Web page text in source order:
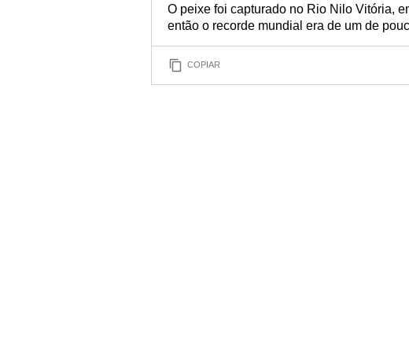
O peixe foi capturado no Rio Nilo Vitória,
então o recorde mundial era de um de
COPIAR